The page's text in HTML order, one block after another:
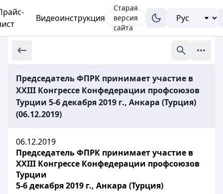
Видеоинструкция
Старая
версия
сайта
Председатель ФПРК принимает участие в
XXIII Конгрессе Конфедерации профсоюзов
Турции 5-6 декабря 2019 г., Анкара (Турция)
(06.12.2019)
06.12.2019
Председатель ФПРК принимает участие в
XXIII Конгрессе Конфедерации профсоюзов
Турции
5-6 декабря 2019 г., Анкара (Турция)